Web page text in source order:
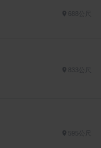
595公尺